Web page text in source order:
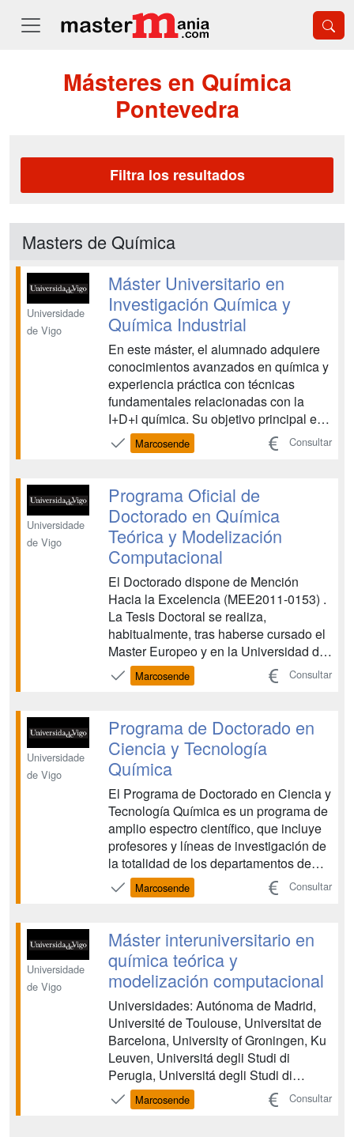
Másteres en Química
Pontevedra
Filtra los resultados
Masters de Química
Universidade
de Vigo
Máster Universitario en
Investigación Química y
Química Industrial
En este máster, el alumnado adquiere
conocimientos avanzados en química y
experiencia práctica con técnicas
fundamentales relacionadas con la
I+D+i química. Su objetivo principal es
proporcionar a sus estudiantes
conocimientos para obtener una base
técnicas instrumentales químicas y
biológicas, lo que les permita ...
Marcosende Consultar
Universidade
de Vigo
Programa Oficial de
Doctorado en Química
Teórica y Modelización
Computacional
El Doctorado dispone de Mención
Hacia la Excelencia (MEE2011-0153) .
La Tesis Doctoral se realiza,
habitualmente, tras haberse cursado el
Master Europeo y en la Universidad de
Vigo. El doctorado es también
accesible si se ha cursado un máster
formación puede completarse mediante
estancias en otras universidades o ...
Marcosende Consultar
Universidade
de Vigo
Programa de Doctorado en
Ciencia y Tecnología
Química
El Programa de Doctorado en Ciencia y
Tecnología Química es un programa de
amplio espectro científico, que incluye
profesores y líneas de investigación de
la totalidad de los departamentos de
Química de la Universidade de
Santiago de Compostela (Química
Inorgánica y Química Orgánica) y de la
Universidade de Vigo (...
Marcosende Consultar
Universidade
de Vigo
Máster interuniversitario en
química teórica y
modelización computacional
Universidades: Autónoma de Madrid,
Université de Toulouse, Universitat de
Barcelona, University of Groningen, Ku
Leuven, Universitá degli Studi di
Perugia, Universitá degli Studi di
Trieste, Universitat de València El título
de máster dispone de la calificación
Marcosende Consultar